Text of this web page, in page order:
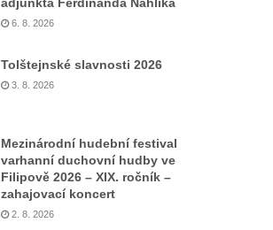
6. 8. 2026
Tolštejnské slavnosti 2026
3. 8. 2026
Mezinárodní hudební festival
varhanní duchovní hudby ve
Filipově 2026 – XIX. ročník –
zahajovací koncert
2. 8. 2026